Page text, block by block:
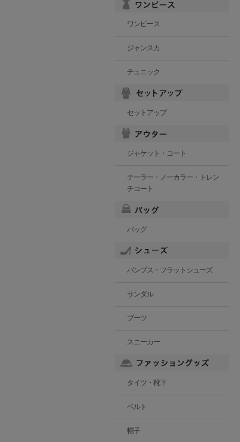
ワンピース
ジャンスカ
チュニック
セットアップ
ジャケット・コート
テーラー・ノーカラー・トレン
チコート
バッグ
パンプス・フラットシューズ
サンダル
ブーツ
スニーカー
タイツ・靴下
ベルト
帽子